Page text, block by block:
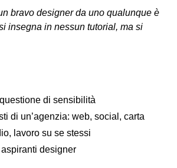
bravo designer da uno qualunque è
insegna in nessun tutorial, ma si
questione di sensibilità
di un’agenzia: web, social, carta
lavoro su se stessi
designer